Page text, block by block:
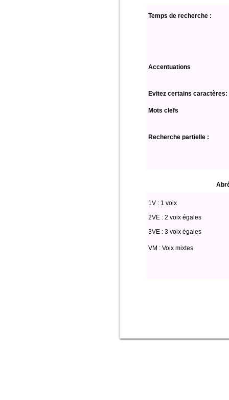
Temps de recherche :
Accentuations
Evitez certains caractères:
Mots clefs
Recherche partielle :
1V : 1 voix
2VE : 2 voix égales
3VE : 3 voix égales
VM : Voix mixtes